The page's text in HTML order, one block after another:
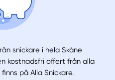
snickare i hela Skåne
kostnadsfri offert från alla
på Alla Snickare.